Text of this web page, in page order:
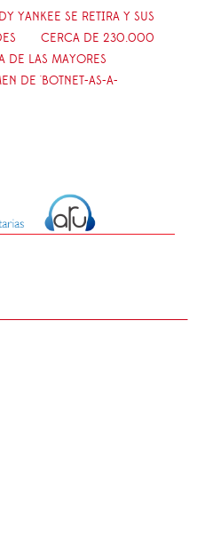
YANKEE SE RETIRA Y SUS
CERCA DE 230.000
DE LAS MAYORES
DE 'BOTNET-AS-A-